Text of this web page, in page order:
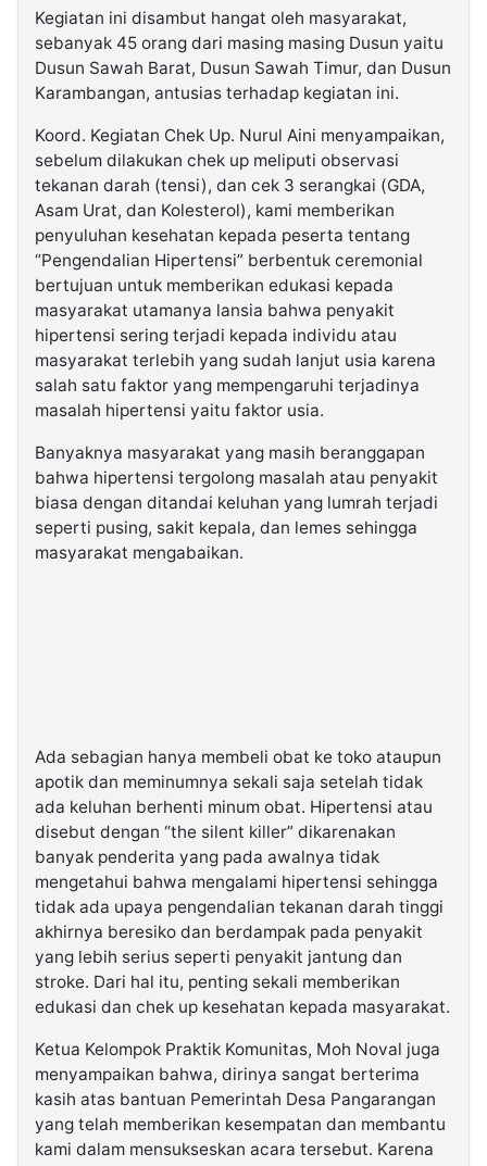
Kegiatan ini disambut hangat oleh masyarakat,
sebanyak 45 orang dari masing masing Dusun yaitu
Dusun Sawah Barat, Dusun Sawah Timur, dan Dusun
Karambangan, antusias terhadap kegiatan ini.
Koord. Kegiatan Chek Up. Nurul Aini menyampaikan,
sebelum dilakukan chek up meliputi observasi
tekanan darah (tensi), dan cek 3 serangkai (GDA,
Asam Urat, dan Kolesterol), kami memberikan
penyuluhan kesehatan kepada peserta tentang
“Pengendalian Hipertensi” berbentuk ceremonial
bertujuan untuk memberikan edukasi kepada
masyarakat utamanya lansia bahwa penyakit
hipertensi sering terjadi kepada individu atau
masyarakat terlebih yang sudah lanjut usia karena
salah satu faktor yang mempengaruhi terjadinya
masalah hipertensi yaitu faktor usia.
Banyaknya masyarakat yang masih beranggapan
bahwa hipertensi tergolong masalah atau penyakit
biasa dengan ditandai keluhan yang lumrah terjadi
seperti pusing, sakit kepala, dan lemes sehingga
masyarakat mengabaikan.
Ada sebagian hanya membeli obat ke toko ataupun
apotik dan meminumnya sekali saja setelah tidak
ada keluhan berhenti minum obat. Hipertensi atau
disebut dengan “the silent killer” dikarenakan
banyak penderita yang pada awalnya tidak
mengetahui bahwa mengalami hipertensi sehingga
tidak ada upaya pengendalian tekanan darah tinggi
akhirnya beresiko dan berdampak pada penyakit
yang lebih serius seperti penyakit jantung dan
stroke. Dari hal itu, penting sekali memberikan
edukasi dan chek up kesehatan kepada masyarakat.
Ketua Kelompok Praktik Komunitas, Moh Noval juga
menyampaikan bahwa, dirinya sangat berterima
kasih atas bantuan Pemerintah Desa Pangarangan
yang telah memberikan kesempatan dan membantu
kami dalam mensukseskan acara tersebut. Karena